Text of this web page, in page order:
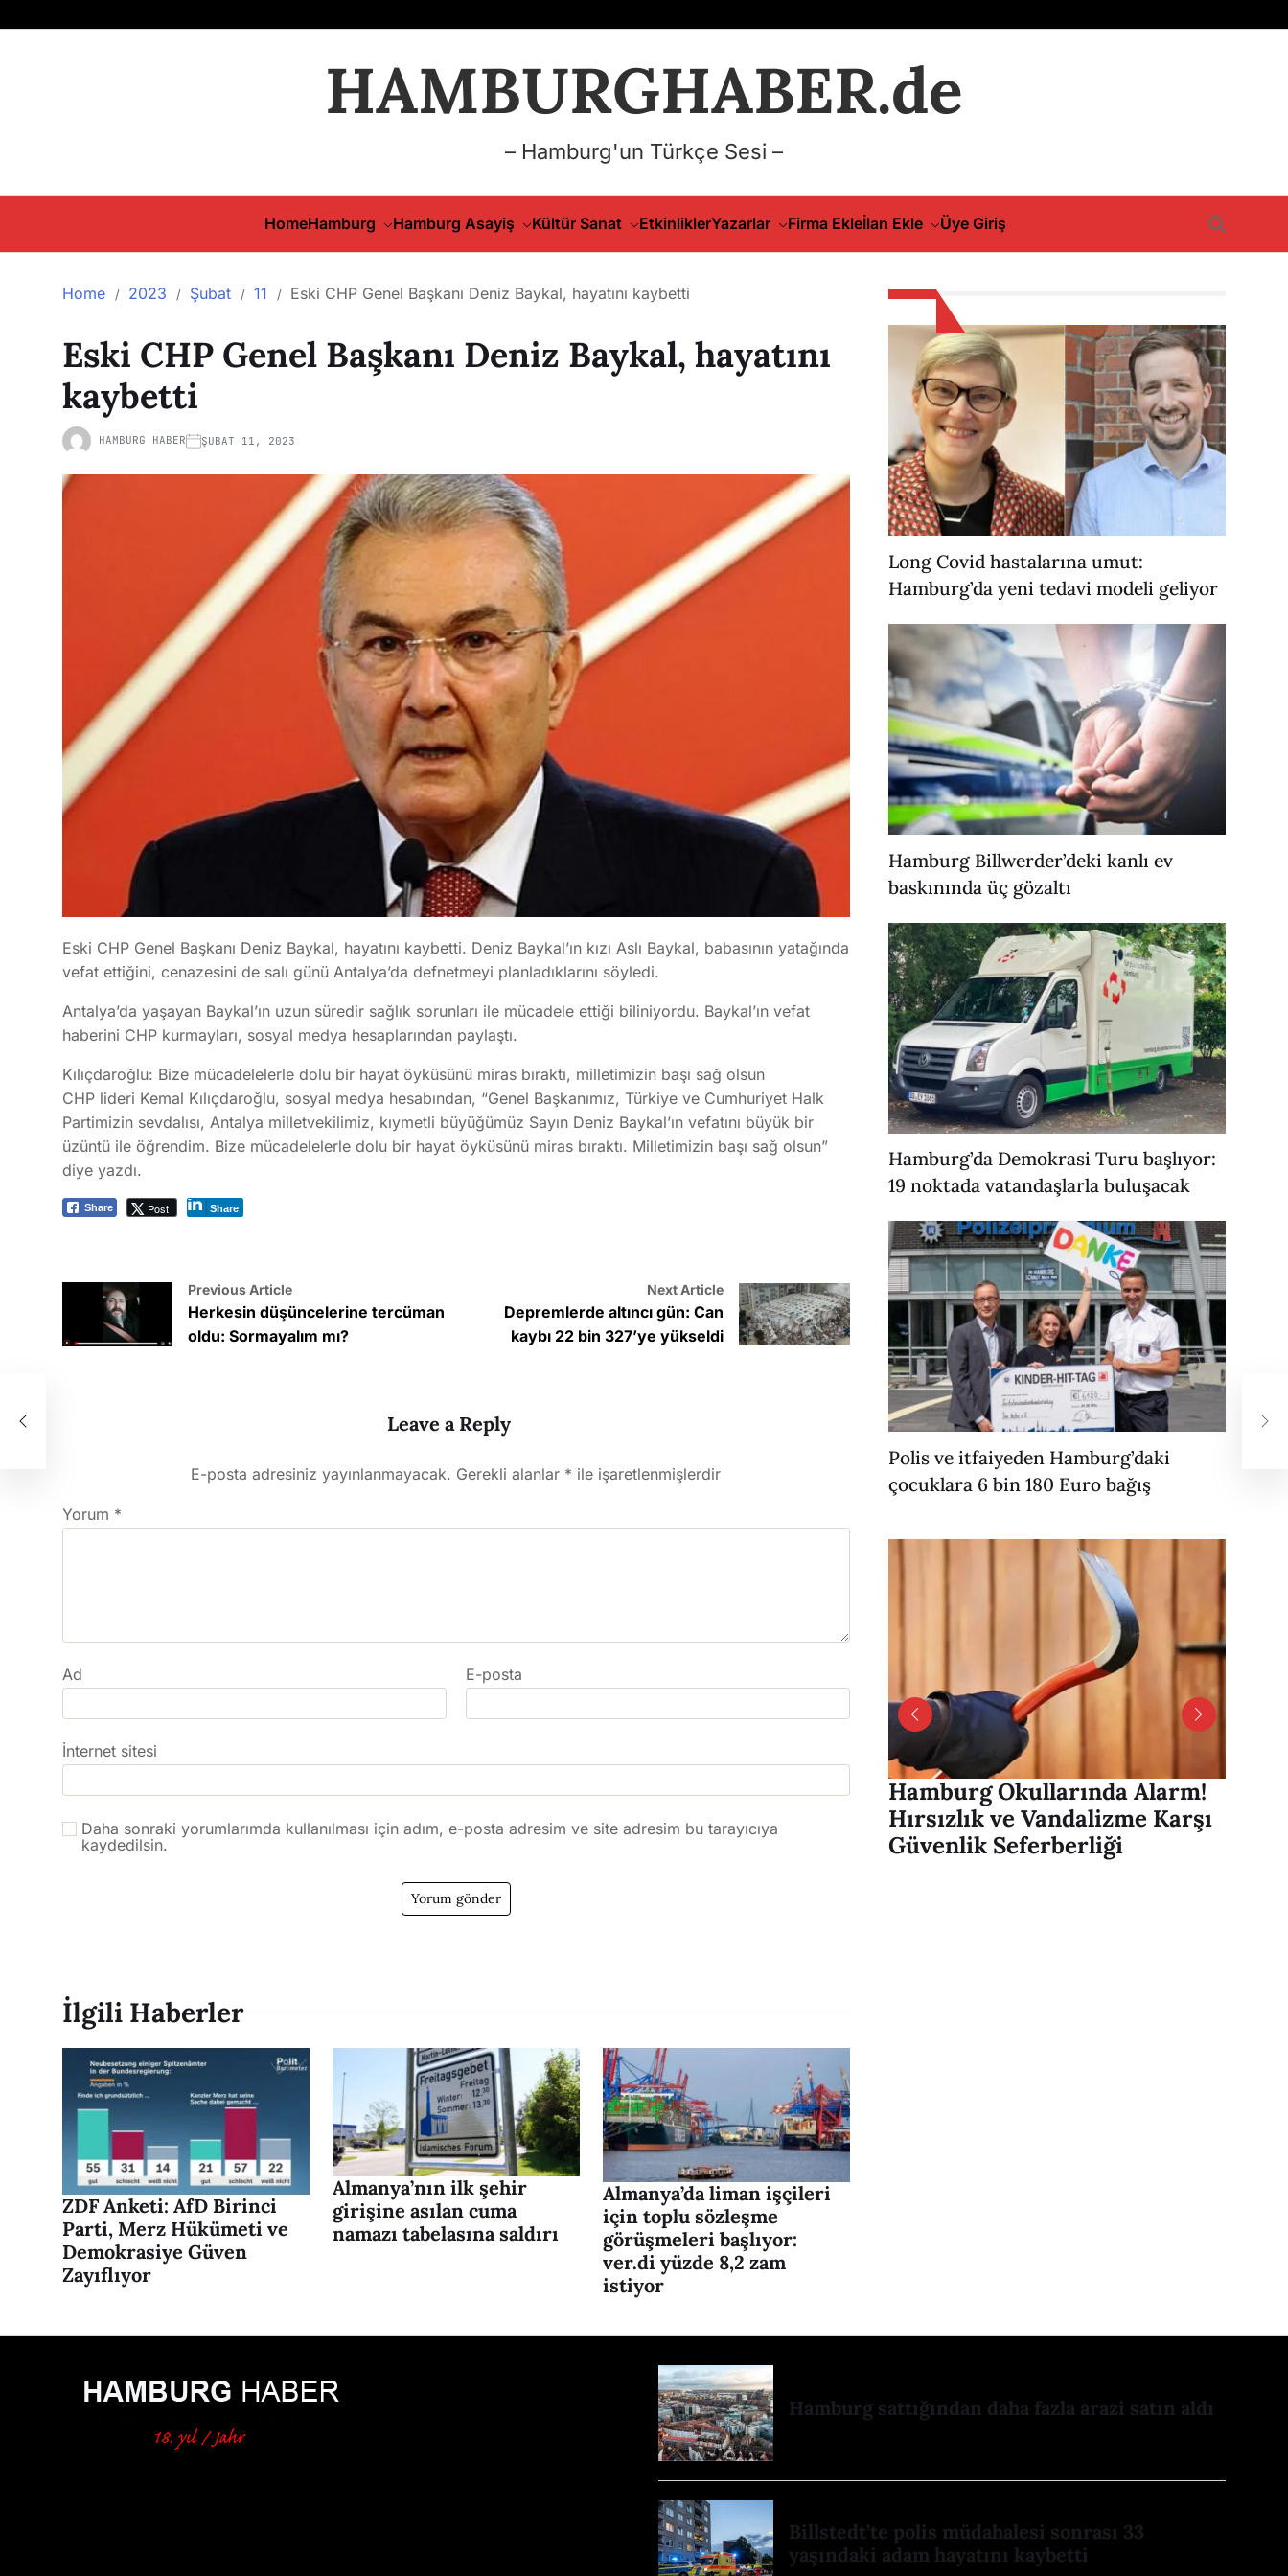
HAMBURGHABER.de
– Hamburg'un Türkçe Sesi –
HomeHamburg Hamburg Asayiş Kültür Sanat EtkinliklerYazarlar Firma Ekleİlan Ekle Üye Giriş
Home 2023 Şubat 11 Eski CHP Genel Başkanı Deniz Baykal, hayatını kaybetti
Eski CHP Genel Başkanı Deniz Baykal, hayatını
kaybetti
HAMBURG HABER ŞUBAT 11, 2023
Eski CHP Genel Başkanı Deniz Baykal, hayatını kaybetti. Deniz Baykal’ın kızı Aslı Baykal, babasının yatağında
vefat ettiğini, cenazesini de salı günü Antalya’da defnetmeyi planladıklarını söyledi.
Antalya’da yaşayan Baykal’ın uzun süredir sağlık sorunları ile mücadele ettiği biliniyordu. Baykal’ın vefat
haberini CHP kurmayları, sosyal medya hesaplarından paylaştı.
Kılıçdaroğlu: Bize mücadelelerle dolu bir hayat öyküsünü miras bıraktı, milletimizin başı sağ olsun
CHP lideri Kemal Kılıçdaroğlu, sosyal medya hesabından, “Genel Başkanımız, Türkiye ve Cumhuriyet Halk
Partimizin sevdalısı, Antalya milletvekilimiz, kıymetli büyüğümüz Sayın Deniz Baykal’ın vefatını büyük bir
üzüntü ile öğrendim. Bize mücadelelerle dolu bir hayat öyküsünü miras bıraktı. Milletimizin başı sağ olsun”
diye yazdı.
Share Post Share
Previous Article
Herkesin düşüncelerine tercüman
oldu: Sormayalım mı?
Next Article
Depremlerde altıncı gün: Can
kaybı 22 bin 327’ye yükseldi
Leave a Reply
E-posta adresiniz yayınlanmayacak. Gerekli alanlar * ile işaretlenmişlerdir
Yorum *
Ad E-posta
İnternet sitesi
Daha sonraki yorumlarımda kullanılması için adım, e-posta adresim ve site adresim bu tarayıcıya
kaydedilsin.
İlgili Haberler
ZDF Anketi: AfD Birinci
Parti, Merz Hükümeti ve
Demokrasiye Güven
Zayıflıyor
Almanya’nın ilk şehir
girişine asılan cuma
namazı tabelasına saldırı
Almanya’da liman işçileri
için toplu sözleşme
görüşmeleri başlıyor:
ver.di yüzde 8,2 zam
istiyor
Long Covid hastalarına umut:
Hamburg’da yeni tedavi modeli geliyor
Hamburg Billwerder’deki kanlı ev
baskınında üç gözaltı
Hamburg’da Demokrasi Turu başlıyor:
19 noktada vatandaşlarla buluşacak
Polis ve itfaiyeden Hamburg’daki
çocuklara 6 bin 180 Euro bağış
Hamburg Okullarında Alarm!
Hırsızlık ve Vandalizme Karşı
Güvenlik Seferberliği
Hamburg sattığından daha fazla arazi satın aldı
Billstedt’te polis müdahalesi sonrası 33
yaşındaki adam hayatını kaybetti